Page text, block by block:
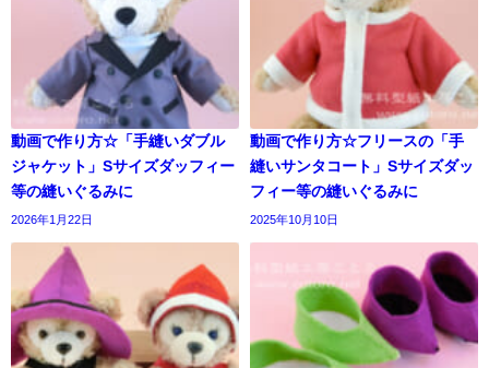
動画で作り方☆「手縫いダブル
ジャケット」Sサイズダッフィー
等の縫いぐるみに
2026年1月22日
動画で作り方☆フリースの「手
縫いサンタコート」Sサイズダッ
フィー等の縫いぐるみに
2025年10月10日